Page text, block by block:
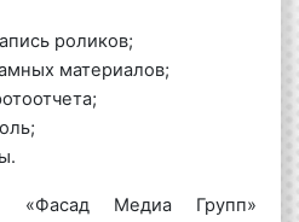
роликов;
материалов;
«Фасад Медиа Групп»